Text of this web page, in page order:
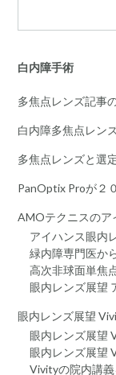
白内障手術
多焦点レンズ記事
白内障多焦点レン
多焦点レンズと選
PanOptix Proが２
AMOテクニスのア
アイハンス眼内
緑内障専門医か
高次非球面単焦
眼内レンズ展望
眼内レンズ展望
眼内レンズ展望
眼内レンズ展望
Vivityの院内講